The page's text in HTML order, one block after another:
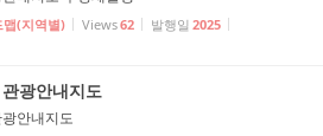
맵(지역별) Views62 발행일 2025
광안내지도
안내지도